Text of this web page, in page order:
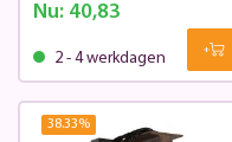
Nu:40,83
2 - 4 werkdagen
38.33%